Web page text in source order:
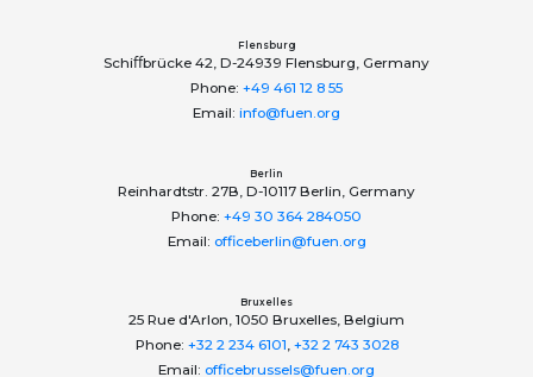
Flensburg
Schiﬀbrücke 42, D-24939 Flensburg, Germany
Phone: +49 461 12 8 55
Email: info@fuen.org
Berlin
Reinhardtstr. 27B, D-10117 Berlin, Germany
Phone: +49 30 364 284050
Email: officeberlin@fuen.org
Bruxelles
25 Rue d'Arlon, 1050 Bruxelles, Belgium
Phone: +32 2 234 6101, +32 2 743 3028
Email: officebrussels@fuen.org